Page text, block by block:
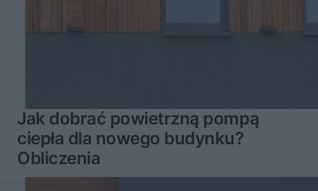
Jak dobrać powietrzną pompą
ciepła dla nowego budynku?
Obliczenia